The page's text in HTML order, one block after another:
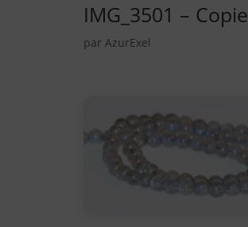
IMG_3501 – Copie
par AzurExel